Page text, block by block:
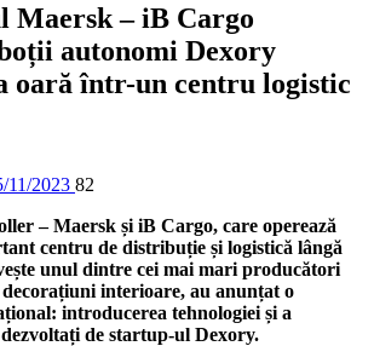
Maersk – iB Cargo
autonomi Dexory
oară într-un centru logistic
11/2023 82
– Maersk și iB Cargo, care operează
centru de distribuție și logistică lângă
unul dintre cei mai mari producători
interioare, au anunțat o
introducerea tehnologiei și a
de startup-ul Dexory.